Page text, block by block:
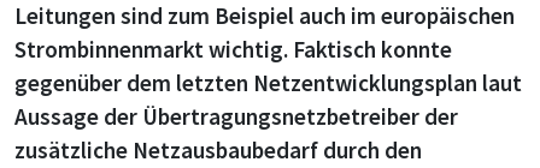
Leitungen sind zum Beispiel auch im europäischen
Strombinnenmarkt wichtig. Faktisch konnte
gegenüber dem letzten Netzentwicklungsplan laut
Aussage der Übertragungsnetzbetreiber der
zusätzliche Netzausbaubedarf durch den